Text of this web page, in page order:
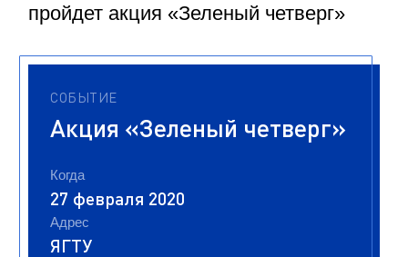
пройдет акция «Зеленый четверг»
СОБЫТИЕ
Акция «Зеленый четверг»
Когда
27 февраля 2020
Адрес
ЯГТУ